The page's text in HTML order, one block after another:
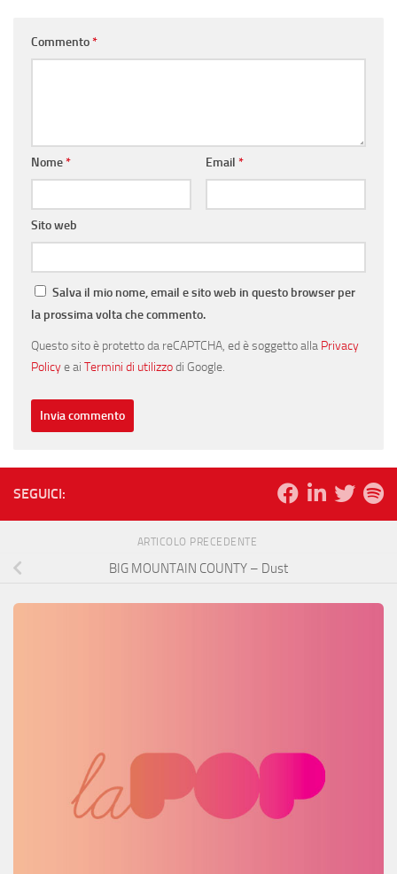
Commento*
Nome* Email *
Sito web
Salva il mio nome, email e sito web in questo browser per
la prossima volta che commento.
Questo sito è protetto da reCAPTCHA, ed è soggetto alla Privacy
Policye ai Termini di utilizzodi Google.
SEGUICI:
ARTICOLO PRECEDENTE
BIG MOUNTAIN COUNTY – Dust